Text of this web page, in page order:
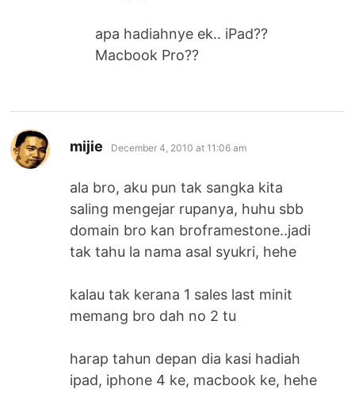
apa hadiahnye ek.. iPad??
Macbook Pro??
mijie says:
December 4, 2010 at 11:06 am
ala bro, aku pun tak sangka kita
saling mengejar rupanya, huhu sbb
domain bro kan broframestone..jadi
tak tahu la nama asal syukri, hehe
kalau tak kerana 1 sales last minit
memang bro dah no 2 tu
harap tahun depan dia kasi hadiah
ipad, iphone 4 ke, macbook ke, hehe